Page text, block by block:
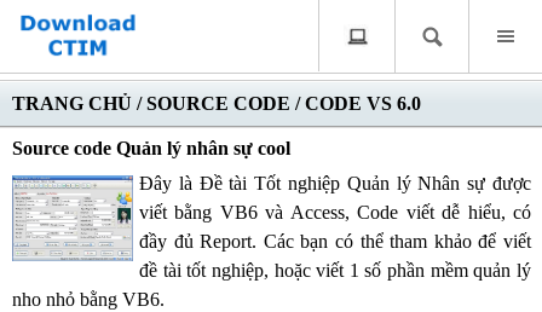
TRANG CHỦ /SOURCE CODE /CODE VS 6.0
Source code Quản lý nhân sự cool
Đây là Đề tài Tốt nghiệp Quản lý Nhân sự được
viết bằng VB6 và Access, Code viết dễ hiểu, có
đầy đủ Report. Các bạn có thể tham khảo để viết
đề tài tốt nghiệp, hoặc viết 1 số phần mềm quản lý
nho nhỏ bằng VB6.